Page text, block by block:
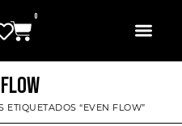
0
ETIQUETADOS “EVEN FLOW”